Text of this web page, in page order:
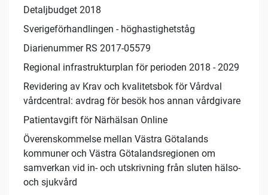
Detaljbudget 2018
Sverigeförhandlingen - höghastighetståg
Diarienummer RS 2017-05579
Regional infrastrukturplan för perioden 2018 - 2029
Revidering av Krav och kvalitetsbok för Vårdval
vårdcentral: avdrag för besök hos annan vårdgivare
Patientavgift för Närhälsan Online
Överenskommelse mellan Västra Götalands
kommuner och Västra Götalandsregionen om
samverkan vid in- och utskrivning från sluten hälso-
och sjukvård